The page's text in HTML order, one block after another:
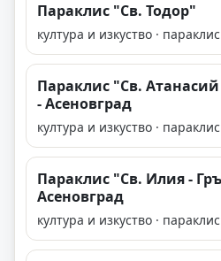
Параклис "Св. Тодор"
култура и изкуство ·
Параклис "Св.
- Асеновград
култура и изкуство ·
Параклис "Св. Илия -
Асеновград
култура и изкуство ·